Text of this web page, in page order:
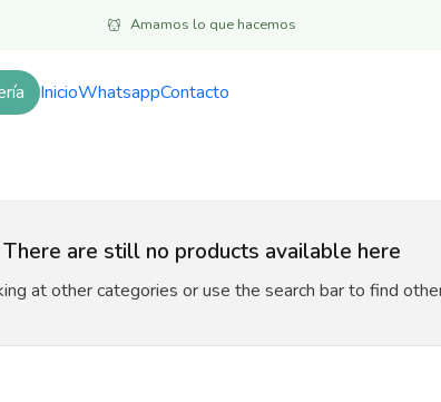
InicioWhatsappContacto
Amamos lo que hacemos
Inicio Alimentos Hurones
Hurones
There are still no products available here
at other categories or use the search bar to find